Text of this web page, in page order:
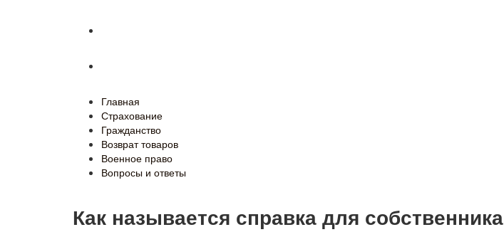
Главная
Страхование
Гражданство
Возврат товаров
Военное право
Вопросы и ответы
Как называется справка для собственника